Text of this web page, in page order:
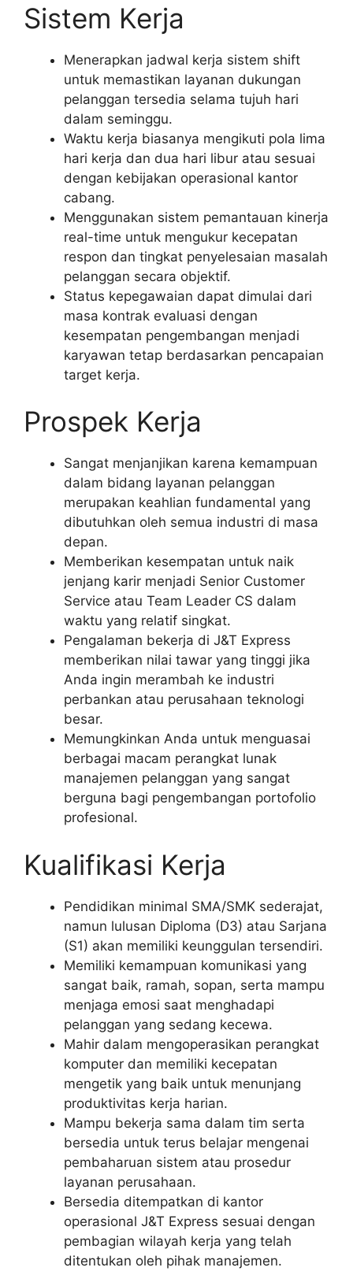
Sistem Kerja
Menerapkan jadwal kerja sistem shift
untuk memastikan layanan dukungan
pelanggan tersedia selama tujuh hari
dalam seminggu.
Waktu kerja biasanya mengikuti pola lima
hari kerja dan dua hari libur atau sesuai
dengan kebijakan operasional kantor
cabang.
Menggunakan sistem pemantauan kinerja
real-time untuk mengukur kecepatan
respon dan tingkat penyelesaian masalah
pelanggan secara objektif.
Status kepegawaian dapat dimulai dari
masa kontrak evaluasi dengan
kesempatan pengembangan menjadi
karyawan tetap berdasarkan pencapaian
target kerja.
Prospek Kerja
Sangat menjanjikan karena kemampuan
dalam bidang layanan pelanggan
merupakan keahlian fundamental yang
dibutuhkan oleh semua industri di masa
depan.
Memberikan kesempatan untuk naik
jenjang karir menjadi Senior Customer
Service atau Team Leader CS dalam
waktu yang relatif singkat.
Pengalaman bekerja di J&T Express
memberikan nilai tawar yang tinggi jika
Anda ingin merambah ke industri
perbankan atau perusahaan teknologi
besar.
Memungkinkan Anda untuk menguasai
berbagai macam perangkat lunak
manajemen pelanggan yang sangat
berguna bagi pengembangan portofolio
profesional.
Kualifikasi Kerja
Pendidikan minimal SMA/SMK sederajat,
namun lulusan Diploma (D3) atau Sarjana
(S1) akan memiliki keunggulan tersendiri.
Memiliki kemampuan komunikasi yang
sangat baik, ramah, sopan, serta mampu
menjaga emosi saat menghadapi
pelanggan yang sedang kecewa.
Mahir dalam mengoperasikan perangkat
komputer dan memiliki kecepatan
mengetik yang baik untuk menunjang
produktivitas kerja harian.
Mampu bekerja sama dalam tim serta
bersedia untuk terus belajar mengenai
pembaharuan sistem atau prosedur
layanan perusahaan.
Bersedia ditempatkan di kantor
operasional J&T Express sesuai dengan
pembagian wilayah kerja yang telah
ditentukan oleh pihak manajemen.